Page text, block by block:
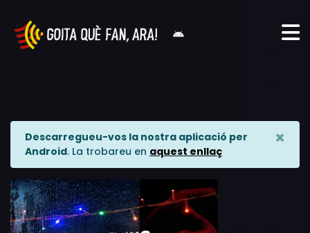
Descarregueu-vos la nostra aplicació per
Android. La trobareu en aquest enllaç
×